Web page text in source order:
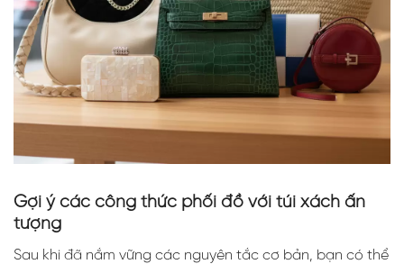
Gợi ý các công thức phối đồ với túi xách ấn
tượng
Sau khi đã nắm vững các nguyên tắc cơ bản, bạn có thể